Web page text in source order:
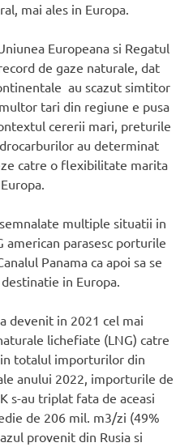
mai ales in Europa.
Europeana si Regatul
de gaze naturale, dat
au scazut simtitor
tari din regiune e pusa
cererii mari, preturile
au determinat
catre o flexibilitate marita
multiple situatii in
american parasesc porturile
Panama ca apoi sa se
in Europa.
devenit in 2021 cel mai
lichefiate (LNG) catre
totalul importurilor din
anului 2022, importurile de
s-au triplat fata de aceasi
de 206 mil. m3/zi (49%
provenit din Rusia si